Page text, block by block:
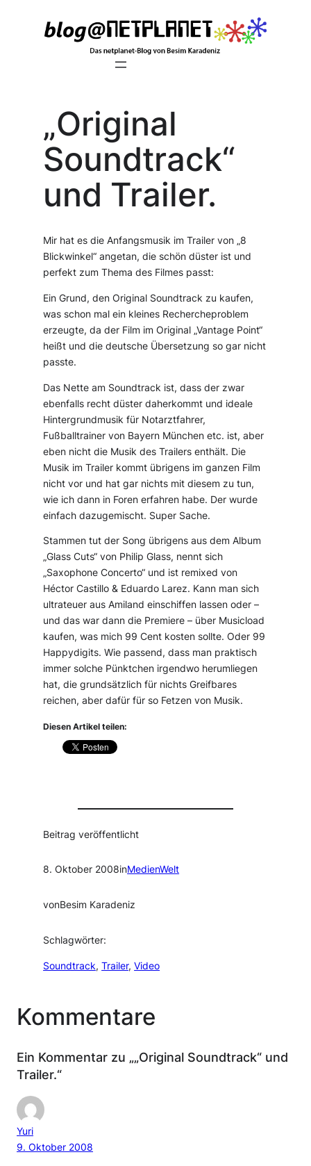
„Original
Soundtrack“
und Trailer.
Mir hat es die Anfangsmusik im Trailer von „8
Blickwinkel“ angetan, die schön düster ist und
perfekt zum Thema des Filmes passt:
Ein Grund, den Original Soundtrack zu kaufen,
was schon mal ein kleines Rechercheproblem
erzeugte, da der Film im Original „Vantage Point“
heißt und die deutsche Übersetzung so gar nicht
passte.
Das Nette am Soundtrack ist, dass der zwar
ebenfalls recht düster daherkommt und ideale
Hintergrundmusik für Notarztfahrer,
Fußballtrainer von Bayern München etc. ist, aber
eben nicht die Musik des Trailers enthält. Die
Musik im Trailer kommt übrigens im ganzen Film
nicht vor und hat gar nichts mit diesem zu tun,
wie ich dann in Foren erfahren habe. Der wurde
einfach dazugemischt. Super Sache.
Stammen tut der Song übrigens aus dem Album
„Glass Cuts“ von Philip Glass, nennt sich
„Saxophone Concerto“ und ist remixed von
Héctor Castillo & Eduardo Larez. Kann man sich
ultrateuer aus Amiland einschiffen lassen oder –
und das war dann die Premiere – über Musicload
kaufen, was mich 99 Cent kosten sollte. Oder 99
Happydigits. Wie passend, dass man praktisch
immer solche Pünktchen irgendwo herumliegen
hat, die grundsätzlich für nichts Greifbares
reichen, aber dafür für so Fetzen von Musik.
Diesen Artikel teilen:
Beitrag veröffentlicht
8. Oktober 2008inMedienWelt
vonBesim Karadeniz
Schlagwörter:
Soundtrack, Trailer, Video
Kommentare
Ein Kommentar zu „„Original Soundtrack“ und
Trailer.“
Yuri
9. Oktober 2008